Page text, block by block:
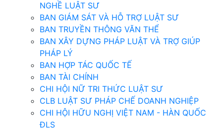
NGHỀ LUẬT SƯ
BAN GIÁM SÁT VÀ HỖ TRỢ LUẬT SƯ
BAN TRUYỀN THÔNG VĂN THỂ
BAN XÂY DỰNG PHÁP LUẬT VÀ TRỢ GIÚP
PHÁP LÝ
BAN HỢP TÁC QUỐC TẾ
BAN TÀI CHÍNH
CHI HỘI NỮ TRI THỨC LUẬT SƯ
CLB LUẬT SƯ PHÁP CHẾ DOANH NGHIỆP
CHI HỘI HỮU NGHỊ VIỆT NAM - HÀN QUỐC
ĐLS